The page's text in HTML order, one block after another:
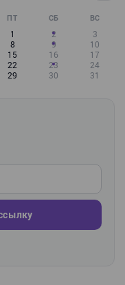
ПТ СБ ВС
1 2
3
8 9
10
15 16
17
22 23
24
29 30 31